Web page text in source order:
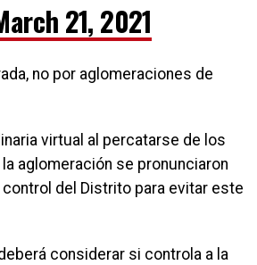
21, 2021
no por aglomeraciones de
virtual al percatarse de los
aglomeración se pronunciaron
del Distrito para evitar este
considerar si controla a la